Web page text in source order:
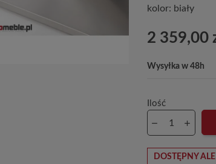
kolor: biały
2 359,00
Wysyłka w 48h
Ilość
DOSTĘPNY